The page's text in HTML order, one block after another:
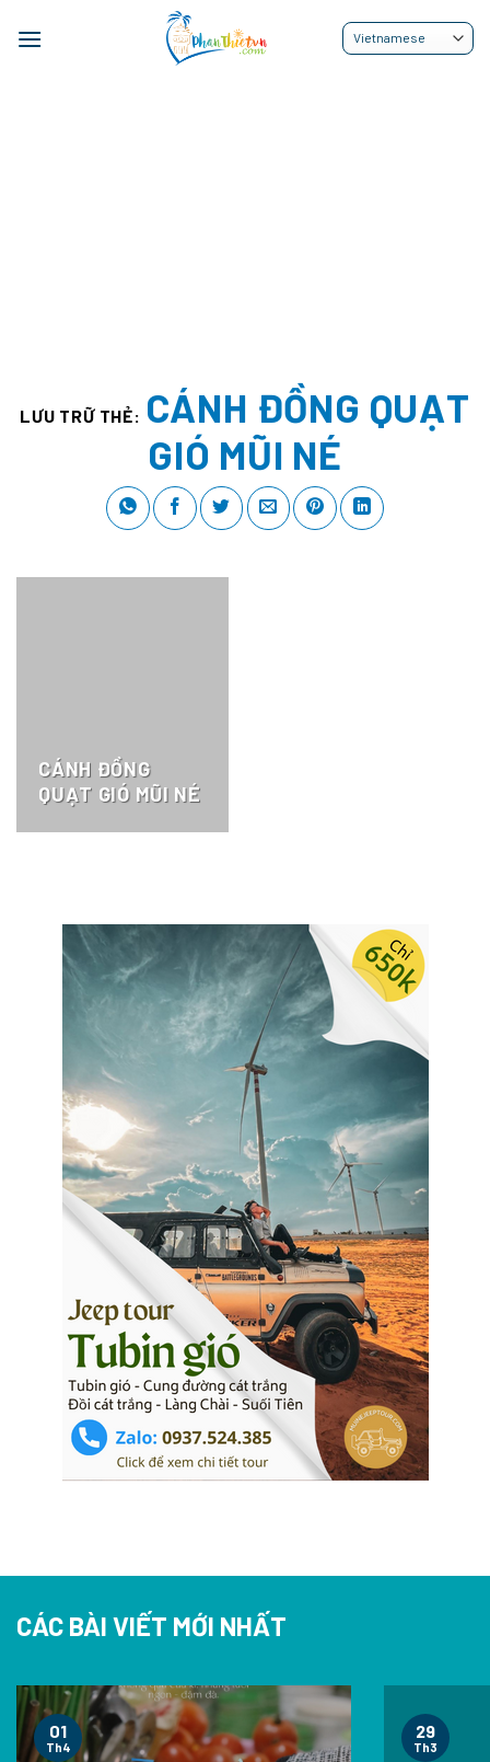
qua
LƯU TRỮ THẺ: CÁNH ĐỒNG QUẠT
GIÓ MŨI NÉ
CÁNH ĐỒNG
QUẠT GIÓ MŨI NÉ
CÁC BÀI VIẾT MỚI NHẤT
01
Th4
29
Th3